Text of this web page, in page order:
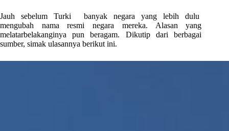
Jauh sebelum Turki banyak negara yang lebih dulu
mengubah nama resmi negara mereka. Alasan yang
melatarbelakanginya pun beragam. Dikutip dari berbagai
sumber, simak ulasannya berikut ini.